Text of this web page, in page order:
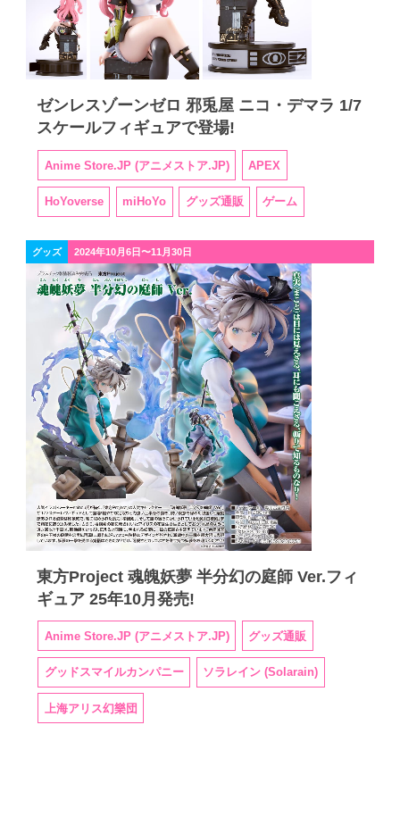
ゼンレスゾーンゼロ 邪兎屋 ニコ・デマラ 1/7
スケールフィギュアで登場!
Anime Store.JP (アニメストア.JP) APEX
HoYoverse miHoYo グッズ通販 ゲーム
グッズ 2024年10月6日〜11月30日
東方Project 魂魄妖夢 半分幻の庭師 Ver.フィ
ギュア 25年10月発売!
Anime Store.JP (アニメストア.JP) グッズ通販
グッドスマイルカンパニー ソラレイン (Solarain)
上海アリス幻樂団